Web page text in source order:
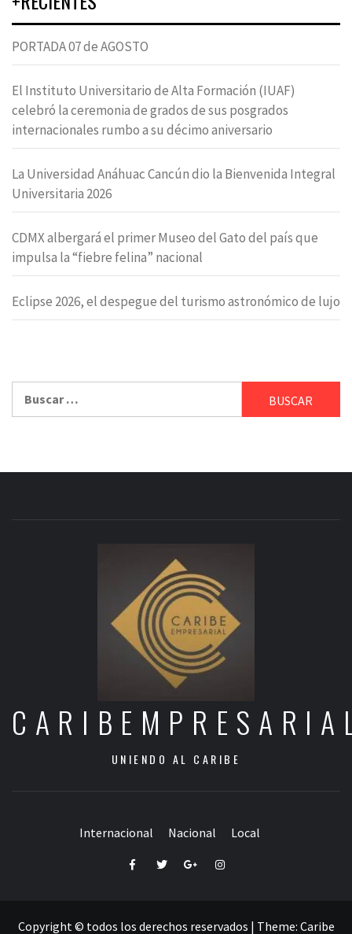
PORTADA 07 de AGOSTO
El Instituto Universitario de Alta Formación (IUAF)
celebró la ceremonia de grados de sus posgrados
internacionales rumbo a su décimo aniversario
La Universidad Anáhuac Cancún dio la Bienvenida Integral
Universitaria 2026
CDMX albergará el primer Museo del Gato del país que
impulsa la “fiebre felina” nacional
Eclipse 2026, el despegue del turismo astronómico de lujo
UNIENDO AL CARIBE
Internacional Nacional Local
FacebookTwitterGoogle+Instagram
Copyright © todos los derechos reservados | Theme: Caribe